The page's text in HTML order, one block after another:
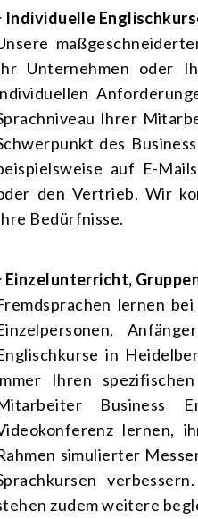
Individuelle
Unternehmen oder
Ihrer
des
auf E-
den Vertrieb. Wir
Bedürfnisse.
Einzelunterricht,
lernen
in
Ihren
Business
lernen,
simulierter
zudem weitere